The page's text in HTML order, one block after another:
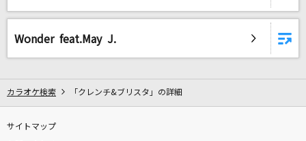
うっせぇわ
Ado
secret base～君がくれたもの～
Wonder feat.May J.
カラオケ検索 「クレンチ&ブリスタ」の詳細
サイトマップ